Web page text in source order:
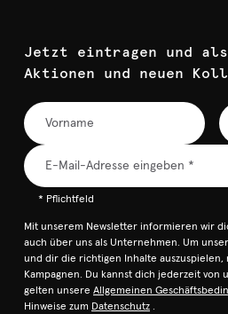
Jetzt eintragen und
Aktionen und neuen
* Pflichtfeld
Mit unserem Newsletter informieren wir
auch über uns als Unternehmen. Um
und dir die richtigen Inhalte auszuspielen,
Kampagnen. Du kannst dich jederzeit von
gelten unsere Allgemeinen
Hinweise zum Datenschutz .